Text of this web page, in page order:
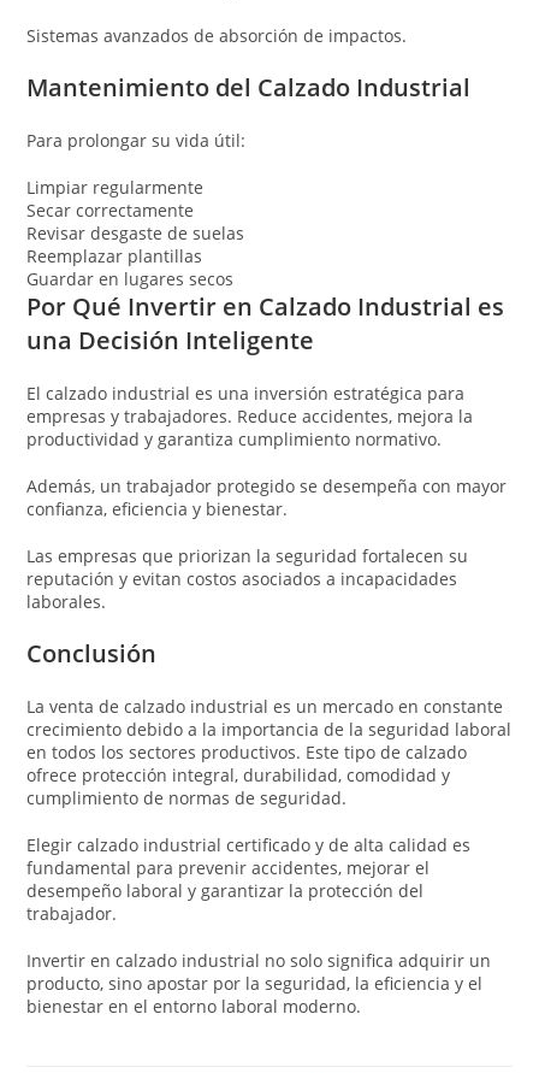
Sistemas avanzados de absorción de impactos.
Mantenimiento del Calzado Industrial
Para prolongar su vida útil:
Limpiar regularmente
Secar correctamente
Revisar desgaste de suelas
Reemplazar plantillas
Guardar en lugares secos
Por Qué Invertir en Calzado Industrial es
una Decisión Inteligente
El calzado industrial es una inversión estratégica para
empresas y trabajadores. Reduce accidentes, mejora la
productividad y garantiza cumplimiento normativo.
Además, un trabajador protegido se desempeña con mayor
confianza, eficiencia y bienestar.
Las empresas que priorizan la seguridad fortalecen su
reputación y evitan costos asociados a incapacidades
laborales.
Conclusión
La venta de calzado industrial es un mercado en constante
crecimiento debido a la importancia de la seguridad laboral
en todos los sectores productivos. Este tipo de calzado
ofrece protección integral, durabilidad, comodidad y
cumplimiento de normas de seguridad.
Elegir calzado industrial certificado y de alta calidad es
fundamental para prevenir accidentes, mejorar el
desempeño laboral y garantizar la protección del
trabajador.
Invertir en calzado industrial no solo significa adquirir un
producto, sino apostar por la seguridad, la eficiencia y el
bienestar en el entorno laboral moderno.